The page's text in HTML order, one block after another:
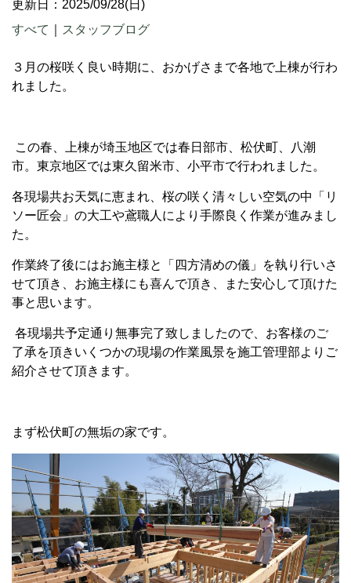
更新日：2025/09/28(日)
すべて
スタッフブログ
３月の桜咲く良い時期に、おかげさまで各地で上棟が行わ
れました。
この春、上棟が埼玉地区では春日部市、松伏町、八潮
市。東京地区では東久留米市、小平市で行われました。
各現場共お天気に恵まれ、桜の咲く清々しい空気の中「リ
ソー匠会」の大工や鳶職人により手際良く作業が進みまし
た。
作業終了後にはお施主様と「四方清めの儀」を執り行いさ
せて頂き、お施主様にも喜んで頂き、また安心して頂けた
事と思います。
各現場共予定通り無事完了致しましたので、お客様のご
了承を頂きいくつかの現場の作業風景を施工管理部よりご
紹介させて頂きます。
まず松伏町の無垢の家です。